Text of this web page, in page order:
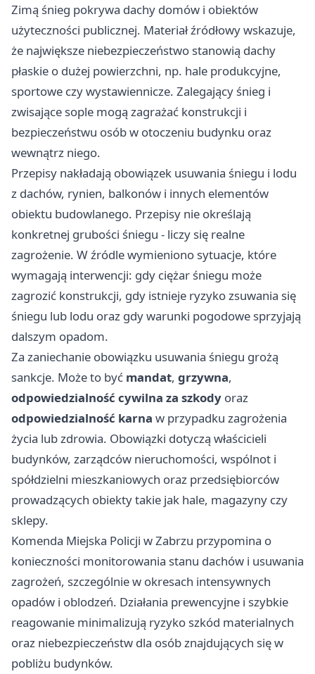
Zimą śnieg pokrywa dachy domów i obiektów
użyteczności publicznej. Materiał źródłowy wskazuje,
że największe niebezpieczeństwo stanowią dachy
płaskie o dużej powierzchni, np. hale produkcyjne,
sportowe czy wystawiennicze. Zalegający śnieg i
zwisające sople mogą zagrażać konstrukcji i
bezpieczeństwu osób w otoczeniu budynku oraz
wewnątrz niego.
Przepisy nakładają obowiązek usuwania śniegu i lodu
z dachów, rynien, balkonów i innych elementów
obiektu budowlanego. Przepisy nie określają
konkretnej grubości śniegu - liczy się realne
zagrożenie. W źródle wymieniono sytuacje, które
wymagają interwencji: gdy ciężar śniegu może
zagrozić konstrukcji, gdy istnieje ryzyko zsuwania się
śniegu lub lodu oraz gdy warunki pogodowe sprzyjają
dalszym opadom.
Za zaniechanie obowiązku usuwania śniegu grożą
sankcje. Może to być mandat, grzywna,
odpowiedzialność cywilna za szkody oraz
odpowiedzialność karna w przypadku zagrożenia
życia lub zdrowia. Obowiązki dotyczą właścicieli
budynków, zarządców nieruchomości, wspólnot i
spółdzielni mieszkaniowych oraz przedsiębiorców
prowadzących obiekty takie jak hale, magazyny czy
sklepy.
Komenda Miejska Policji w Zabrzu przypomina o
konieczności monitorowania stanu dachów i usuwania
zagrożeń, szczególnie w okresach intensywnych
opadów i oblodzeń. Działania prewencyjne i szybkie
reagowanie minimalizują ryzyko szkód materialnych
oraz niebezpieczeństw dla osób znajdujących się w
pobliżu budynków.